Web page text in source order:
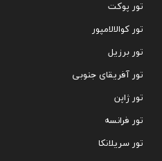
تور پوکت
تور کوالالامپور
تور برزیل
تور آفریقای جنوبی
تور ژاپن
تور فرانسه
تور سریلانکا